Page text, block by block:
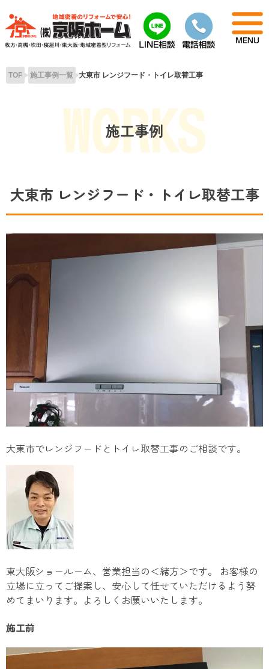
content
TOP 施工事例一覧 大東市 レンジフード・トイレ取替工事
施工事例
大東市 レンジフード・トイレ取替工事
大東市でレンジフードとトイレ取替工事のご相談です。
東大阪ショールーム、営業担当の＜緒方＞です。 お客様の
立場に立ってご提案し、安心して任せていただけるよう努
めてまいります。よろしくお願いいたします。
施工前